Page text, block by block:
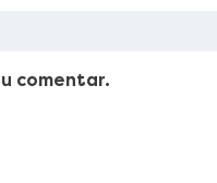
comentar.